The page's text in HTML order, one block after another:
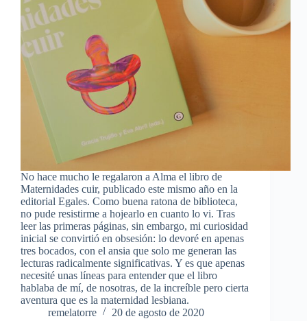
No hace mucho le regalaron a Alma el libro de
Maternidades cuir, publicado este mismo año en la
editorial Egales. Como buena ratona de biblioteca,
no pude resistirme a hojearlo en cuanto lo vi. Tras
leer las primeras páginas, sin embargo, mi curiosidad
inicial se convirtió en obsesión: lo devoré en apenas
tres bocados, con el ansia que solo me generan las
lecturas radicalmente significativas. Y es que apenas
necesité unas líneas para entender que el libro
hablaba de mí, de nosotras, de la increíble pero cierta
aventura que es la maternidad lesbiana.
remelatorre
20 de agosto de 2020